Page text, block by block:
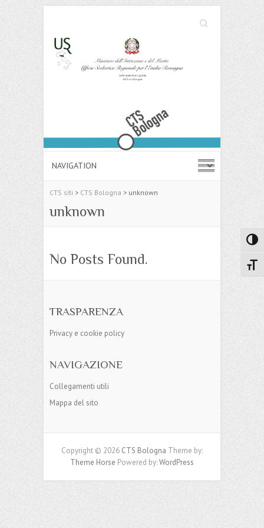
Search
Cerca
CTS siti > CTS Bologna > unknown
unknown
No Posts Found.
TRASPARENZA
Privacy e cookie policy
NAVIGAZIONE
Collegamenti utili
Mappa del sito
Copyright © 2026 CTS Bologna Theme by:
Theme Horse Powered by:WordPress